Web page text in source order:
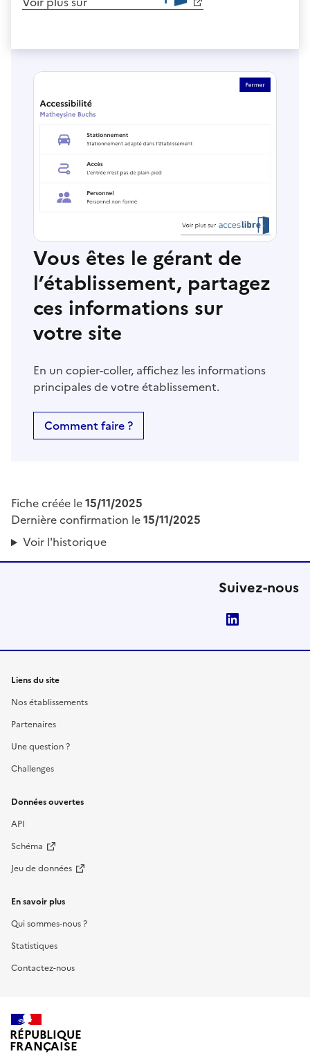
Vous êtes le gérant de
l’établissement, partagez
ces informations sur
votre site
En un copier-coller, affichez les informations
principales de votre établissement.
Comment faire ?
Fiche créée le15/11/2025
Dernière confirmation le15/11/2025
Voir l'historique
Suivez-nous
Liens du site
Nos établissements
Partenaires
Une question ?
Challenges
Données ouvertes
API
Schéma
Jeu de données
En savoir plus
Qui sommes-nous ?
Statistiques
Contactez-nous
RÉPUBLIQUE
FRANÇAISE